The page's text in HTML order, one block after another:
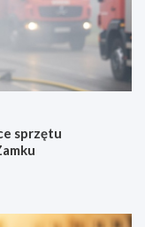
sprzętu